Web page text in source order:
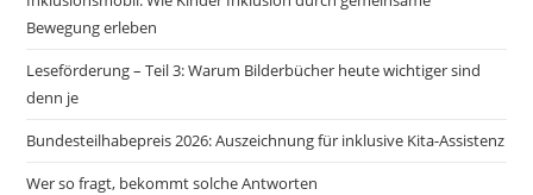
Bewegung erleben
Leseförderung – Teil 3: Warum Bilderbücher heute wichtiger sind
denn je
Bundesteilhabepreis 2026: Auszeichnung für inklusive Kita-Assistenz
Wer so fragt, bekommt solche Antworten